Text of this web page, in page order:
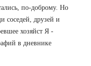
по-доброму. Но
соседей, друзей и
хозяйст Я -
в дневнике